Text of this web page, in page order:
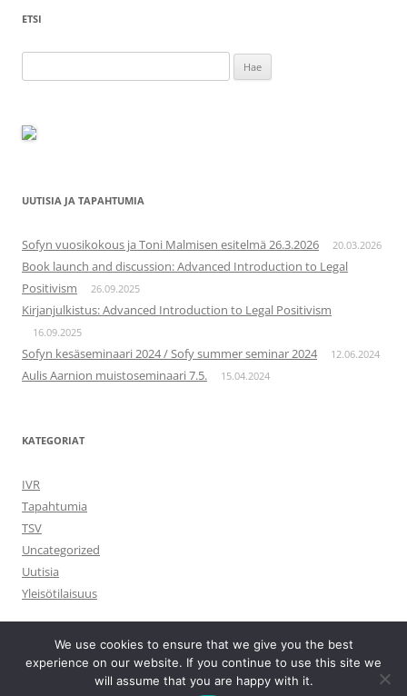
ETSI
UUTISIA JA TAPAHTUMIA
Sofyn vuosikokous ja Toni Malmisen esitelmä 26.3.2026 20.03.2026
Book launch and discussion: Advanced Introduction to Legal
Positivism
26.09.2025
Kirjanjulkistus: Advanced Introduction to Legal Positivism
16.09.2025
Sofyn kesäseminaari 2024 / Sofy summer seminar 2024 12.06.2024
Aulis Aarnion muistoseminaari 7.5. 15.04.2024
KATEGORIAT
IVR
Tapahtumia
TSV
Uncategorized
Uutisia
Yleisötilaisuus
We use cookies to ensure that we give you the best
experience on our website. If you continue to use this site we
will assume that you are happy with it.